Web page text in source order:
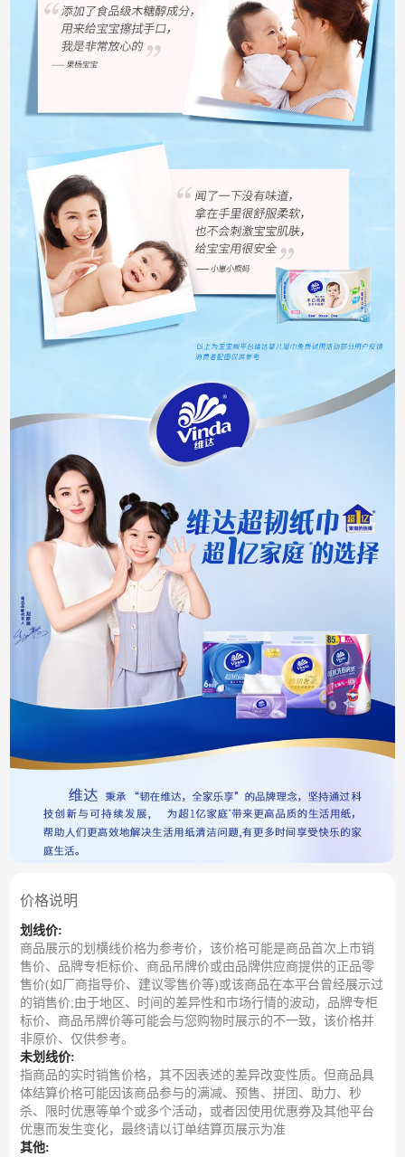
价格说明
划线价:
商品展示的划横线价格为参考价，该价格可能是商品首次上市销
售价、品牌专柜标价、商品吊牌价或由品牌供应商提供的正品零
售价(如厂商指导价、建议零售价等)或该商品在本平台曾经展示过
的销售价;由于地区、时间的差异性和市场行情的波动，品牌专柜
标价、商品吊牌价等可能会与您购物时展示的不一致，该价格并
非原价、仅供参考。
未划线价:
指商品的实时销售价格，其不因表述的差异改变性质。但商品具
体结算价格可能因该商品参与的满减、预售、拼团、助力、秒
杀、限时优惠等单个或多个活动，或者因使用优惠券及其他平台
优惠而发生变化，最终请以订单结算页展示为准
其他: